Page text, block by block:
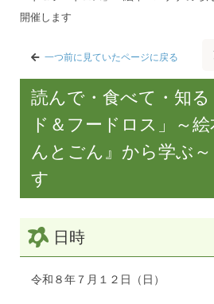
開催します
一つ前に見ていたページに戻る
読んで・食べて・知
ド＆フードロス」～
んとごん』から学ぶ
す
日時
令和８年７月１２日（日）